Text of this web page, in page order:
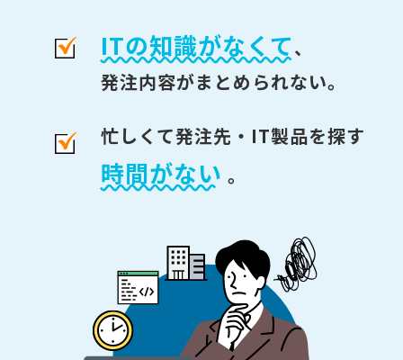
ITの知識がなくて、
発注内容がまとめられない。
忙しくて発注先・IT製品を探す
時間がない 。